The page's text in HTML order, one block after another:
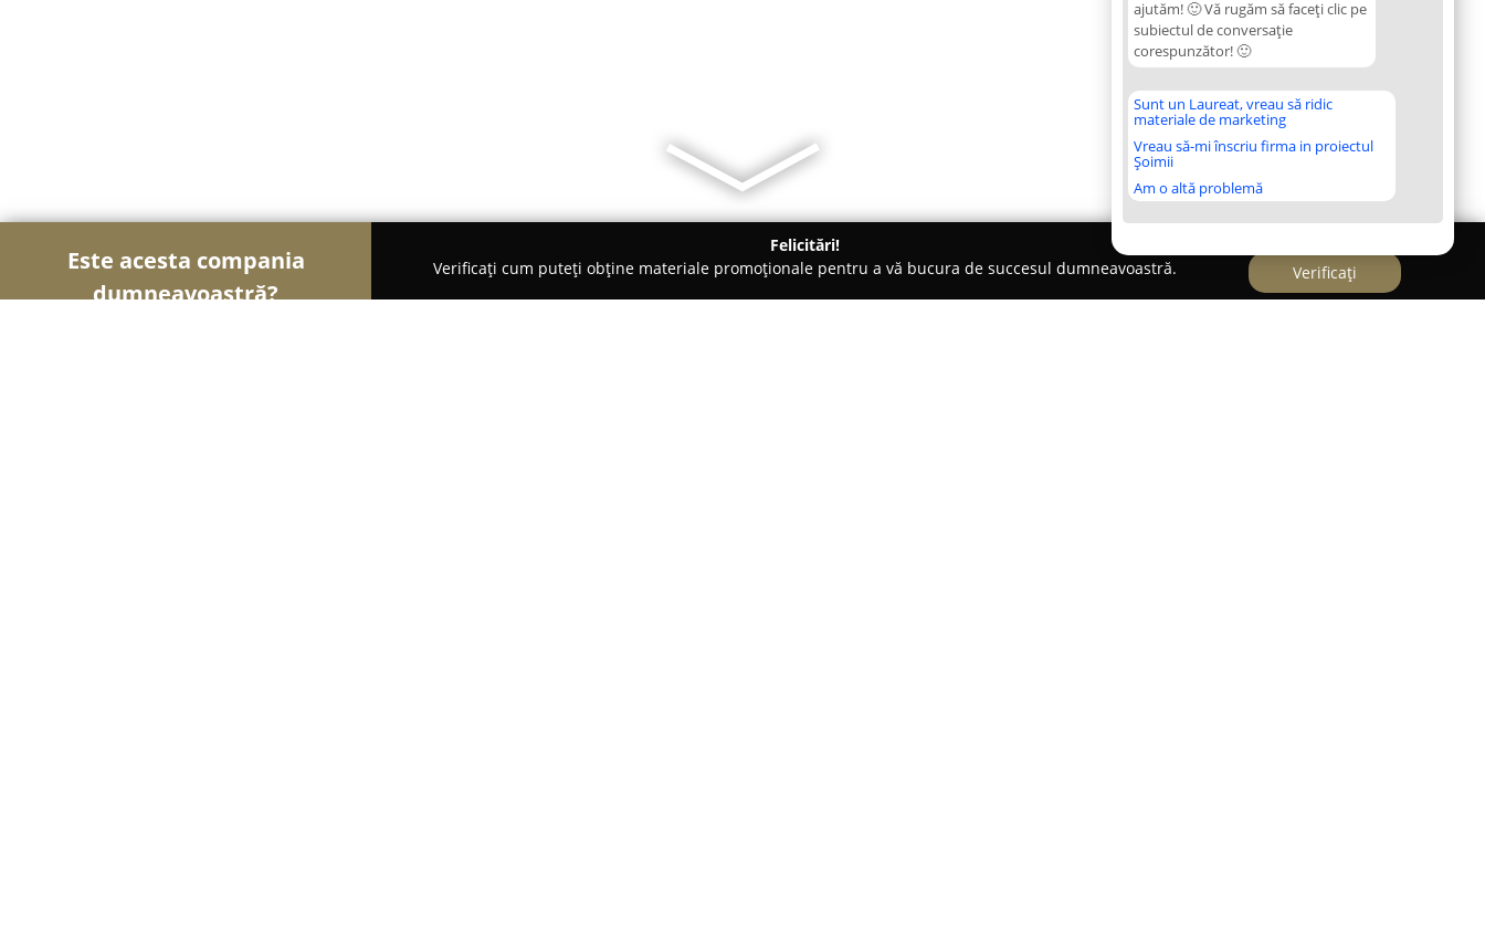
ajutăm! 🙂 Vă rugăm să faceți clic pe
subiectul de conversație
corespunzător! 🙂
Sunt un Laureat, vreau să ridic
materiale de marketing
Vreau să-mi înscriu firma in proiectul
Șoimii
Am o altă problemă
Este acesta compania
dumneavoastră?
Felicitări!
Verificați cum puteți obține materiale promoționale pentru a vă bucura de succesul dumneavoastră.
Verificați